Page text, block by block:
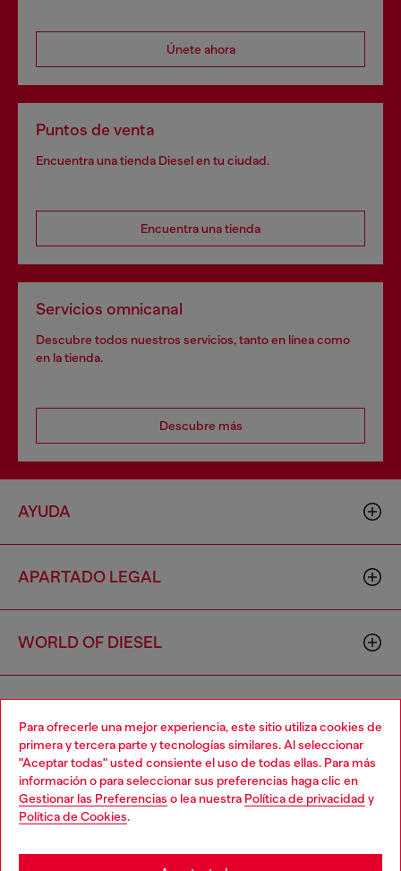
Para ofrecerle una mejor experiencia, este sitio utiliza cookies de
primera y tercera parte y tecnologías similares. Al seleccionar
"Aceptar todas" usted consiente el uso de todas ellas. Para más
información o para seleccionar sus preferencias haga clic en
Gestionar las Preferencias o lea nuestra Política de privacidad y
Política de Cookies.
Únete ahora
Puntos de venta
Encuentra una tienda Diesel en tu ciudad.
Encuentra una tienda
Servicios omnicanal
Descubre todos nuestros servicios, tanto en línea como
en la tienda.
Descubre más
AYUDA
APARTADO LEGAL
WORLD OF DIESEL
Country: ES Language: ES
Choose your location
You are currently browsing España website, but it seems you
may be based in United States